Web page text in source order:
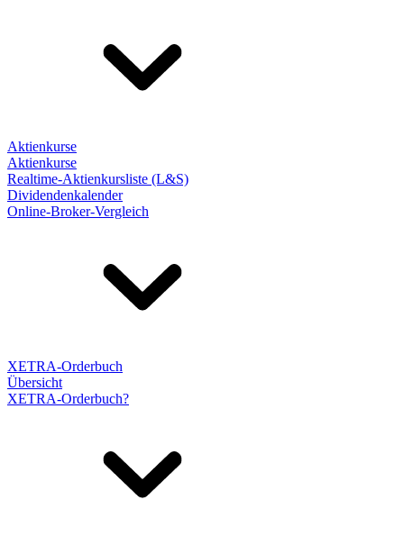
Aktienkurse
Aktienkurse
Realtime-Aktienkursliste (L&S)
Dividendenkalender
Online-Broker-Vergleich
XETRA-Orderbuch
Übersicht
XETRA-Orderbuch?